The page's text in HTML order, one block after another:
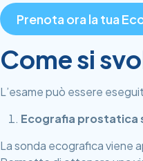
Prenota ora la tua
Come si
L’esame può essere
Ecografia prostatica
La sonda ecografica viene